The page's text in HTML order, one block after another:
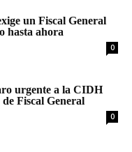
un Fiscal General
hasta ahora
0
urgente a la CIDH
de Fiscal General
0